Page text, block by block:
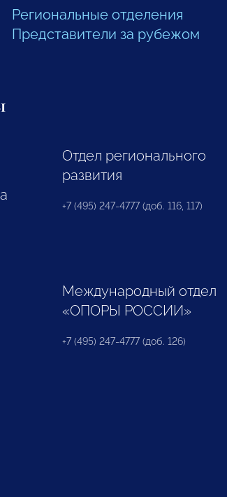
Региональные отделения
Представители за рубежом
Отдел регионального
развития
+7 (495) 247-4777 (доб. 116, 117)
Международный отдел
«ОПОРЫ РОССИИ»
+7 (495) 247-4777 (доб. 126)